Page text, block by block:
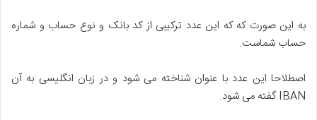
به این صورت که که این عدد ترکیبی از کد بانک و نوع حساب و شماره
حساب شماست.
اصطلاحا این عدد با عنوان شناخته می شود و در زبان انگلیسی به آن
IBAN گفته می شود.